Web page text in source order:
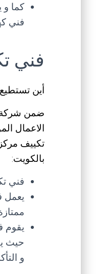
كما
فني
فني
أين
ضمن شركة
الاعمال
تكييف
بالكويت:
فني
يعمل
يقوم
حيث
و